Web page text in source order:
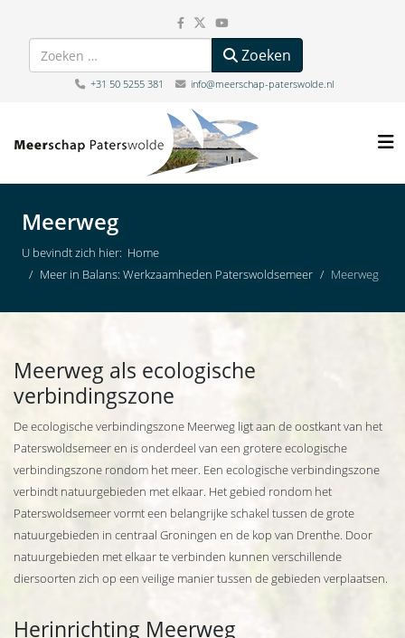
Zoeken Zoeken
+31 50 5255 381 info@meerschap-paterswolde.nl
Meerweg
U bevindt zich hier: Home
Meer in Balans: Werkzaamheden Paterswoldsemeer
Meerweg
Meerweg als ecologische
verbindingszone
De ecologische verbindingszone Meerweg ligt aan de oostkant van het
Paterswoldsemeer en is onderdeel van een grotere ecologische
verbindingszone rondom het meer. Een ecologische verbindingszone
verbindt natuurgebieden met elkaar. Het gebied rondom het
Paterswoldsemeer vormt een belangrijke schakel tussen de grote
natuurgebieden in centraal Groningen en de kop van Drenthe. Door
natuurgebieden met elkaar te verbinden kunnen verschillende
diersoorten zich op een veilige manier tussen de gebieden verplaatsen.
Herinrichting Meerweg